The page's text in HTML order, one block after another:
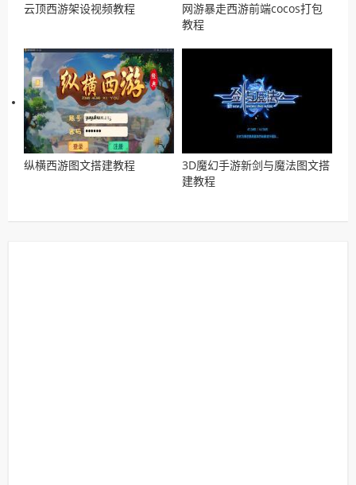
云顶西游架设视频教程
网游暴走西游前端cocos打包
教程
纵横西游图文搭建教程
3D魔幻手游新剑与魔法图文搭
建教程